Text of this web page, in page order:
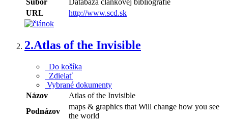
URL
http://www.scd.sk
2.Atlas of the Invisible
Do košíka
Zdielať
Vybrané dokumenty
Názov
Atlas of the Invisible
Podnázov
maps & graphics that Will change how you see
the world